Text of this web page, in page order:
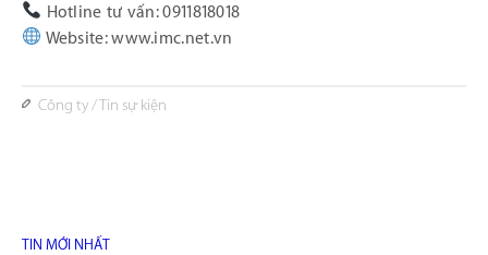
Hotline tư vấn: 0911818018
Website: www.imc.net.vn
Công ty/Tin sự kiện
TIN MỚI NHẤT